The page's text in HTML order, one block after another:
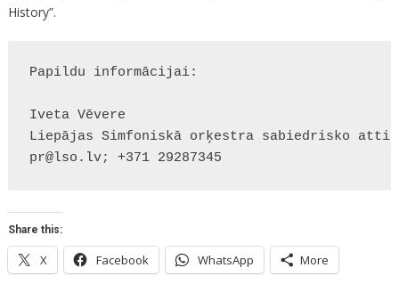
History”.
Papildu informācijai:
Iveta Vēvere
Liepājas Simfoniskā orķestra sabiedrisko
pr@lso.lv; +371 29287345
Share this:
X Facebook WhatsApp More